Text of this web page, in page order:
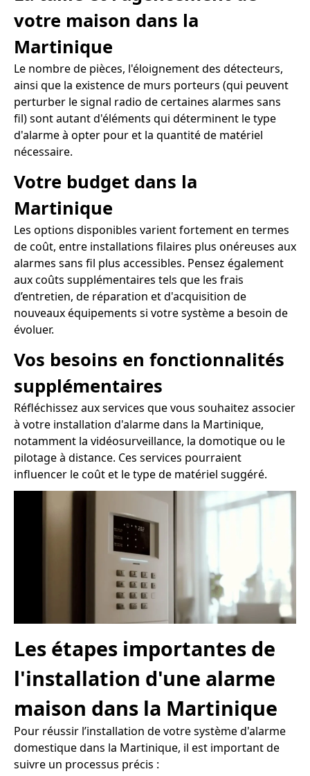
votre maison dans la
Martinique
Le nombre de pièces, l'éloignement des détecteurs,
ainsi que la existence de murs porteurs (qui peuvent
perturber le signal radio de certaines alarmes sans
fil) sont autant d'éléments qui déterminent le type
d'alarme à opter pour et la quantité de matériel
nécessaire.
Votre budget dans la
Martinique
Les options disponibles varient fortement en termes
de coût, entre installations filaires plus onéreuses aux
alarmes sans fil plus accessibles. Pensez également
aux coûts supplémentaires tels que les frais
d’entretien, de réparation et d'acquisition de
nouveaux équipements si votre système a besoin de
évoluer.
Vos besoins en fonctionnalités
supplémentaires
Réfléchissez aux services que vous souhaitez associer
à votre installation d'alarme dans la Martinique,
notamment la vidéosurveillance, la domotique ou le
pilotage à distance. Ces services pourraient
influencer le coût et le type de matériel suggéré.
Les étapes importantes de
l'installation d'une alarme
maison dans la Martinique
Pour réussir l’installation de votre système d'alarme
domestique dans la Martinique, il est important de
suivre un processus précis :